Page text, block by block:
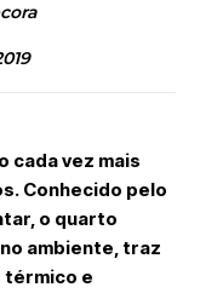
cada vez mais
Conhecido pelo
o quarto
ambiente, traz
e